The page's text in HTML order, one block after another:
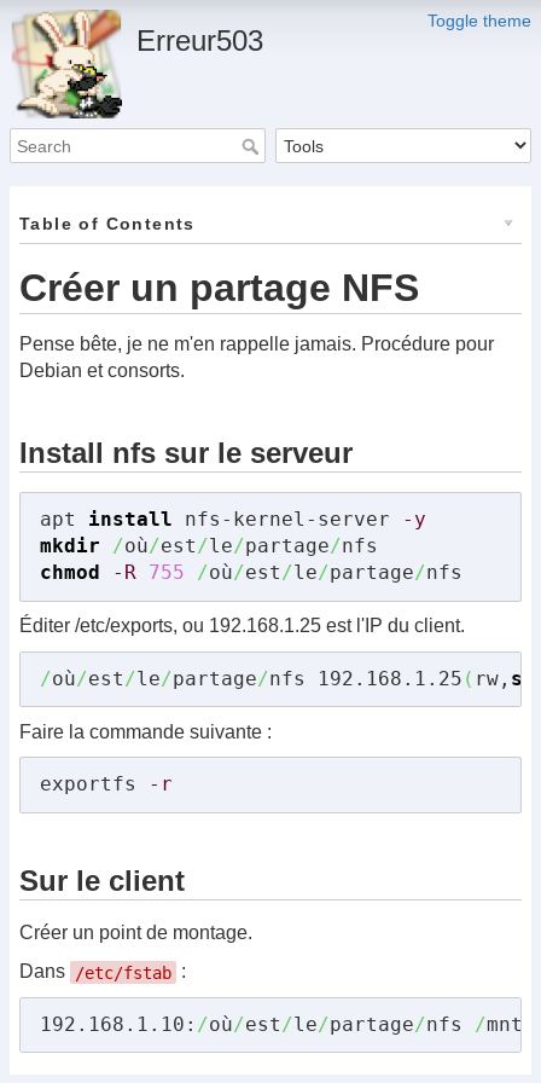
Toggle theme
Erreur503
Table of Contents
Créer un partage NFS
Pense bête, je ne m'en rappelle jamais. Procédure pour
Debian et consorts.
Install nfs sur le serveur
apt install nfs-kernel-server
-y
mkdir
/où/est/le/partage/
chmod
-R 755 /où/est/le/partage/nfs
Éditer /etc/exports, ou 192.168.1.25 est l'IP du client.
/où/est/le/partage/nfs 192.168.1.25 ( rw,
Faire la commande suivante :
exportfs -r
Sur le client
Créer un point de montage.
Dans
/etc/fstab :
192.168.1.10: /où/est /le/partage/nfs /mnt